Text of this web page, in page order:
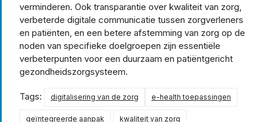
verminderen. Ook transparantie over kwaliteit van zorg,
verbeterde digitale communicatie tussen zorgverleners
en patiënten, en een betere afstemming van zorg op de
noden van specifieke doelgroepen zijn essentiële
verbeterpunten voor een duurzaam en patiëntgericht
gezondheidszorgsysteem.
Tags: digitalisering van de zorg e-health toepassingen
geïntegreerde aanpak kwaliteit van zorg